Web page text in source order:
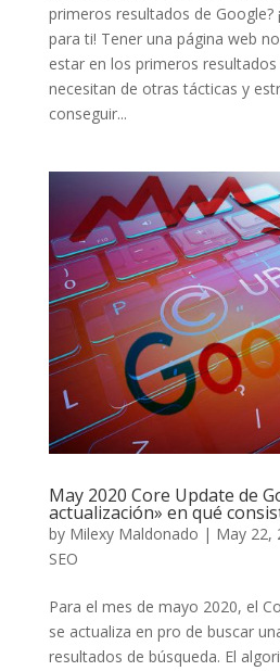
primeros resultados de Google?
para ti! Tener una página web
estar en los primeros
necesitan de otras tácticas y
conseguir...
May 2020 Core Update de
actualización» en qué
by Milexy Maldonado | May 22,
SEO
Para el mes de mayo 2020, el
se actualiza en pro de buscar
resultados de búsqueda. El